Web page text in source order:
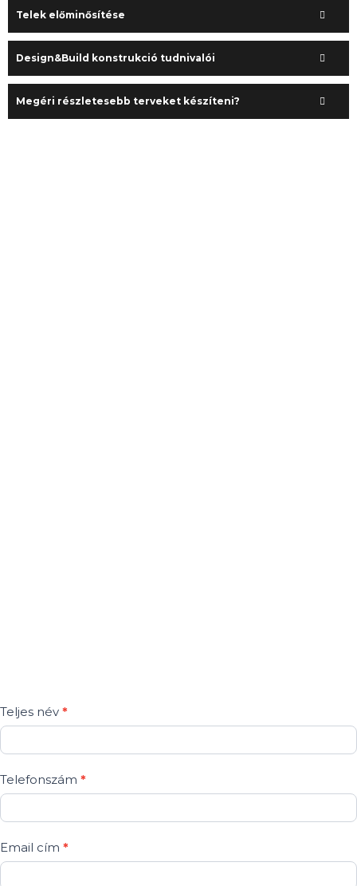
Telek előminősítése
Design&Build konstrukció tudnivalói
Megéri részletesebb terveket készíteni?
Doppio
-
Kapcsolatfelvétel
Teljes név *
Telefonszám *
Email cím *